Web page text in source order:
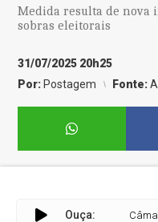
Medida resulta de nova
sobras eleitorais
31/07/2025 20h25
Por: Postagem Fonte:
Ouça: Câmara